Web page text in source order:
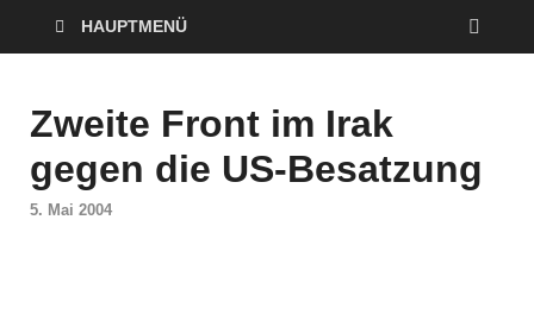
HAUPTMENÜ
Zweite Front im Irak
gegen die US-Besatzung
5. Mai 2004